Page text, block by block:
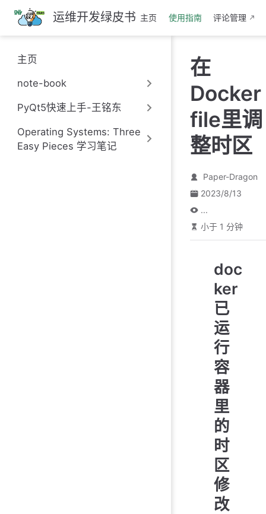
跳
至
主
要
內
运维开发绿皮书 主页 使用指南 评论管理
主页
note-book
PyQt5快速上手-王铭东
Operating Systems: Three
Easy Pieces 学习笔记
在
Docker
file里调
整时区
Paper-Dragon
2023/8/13
...
小于 1 分钟
doc
ker
已
运
行
容
器
里
的
时
区
修
改